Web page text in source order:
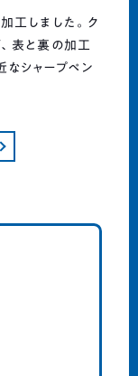
工しました。ク
表と裏の加工
なシャープペン